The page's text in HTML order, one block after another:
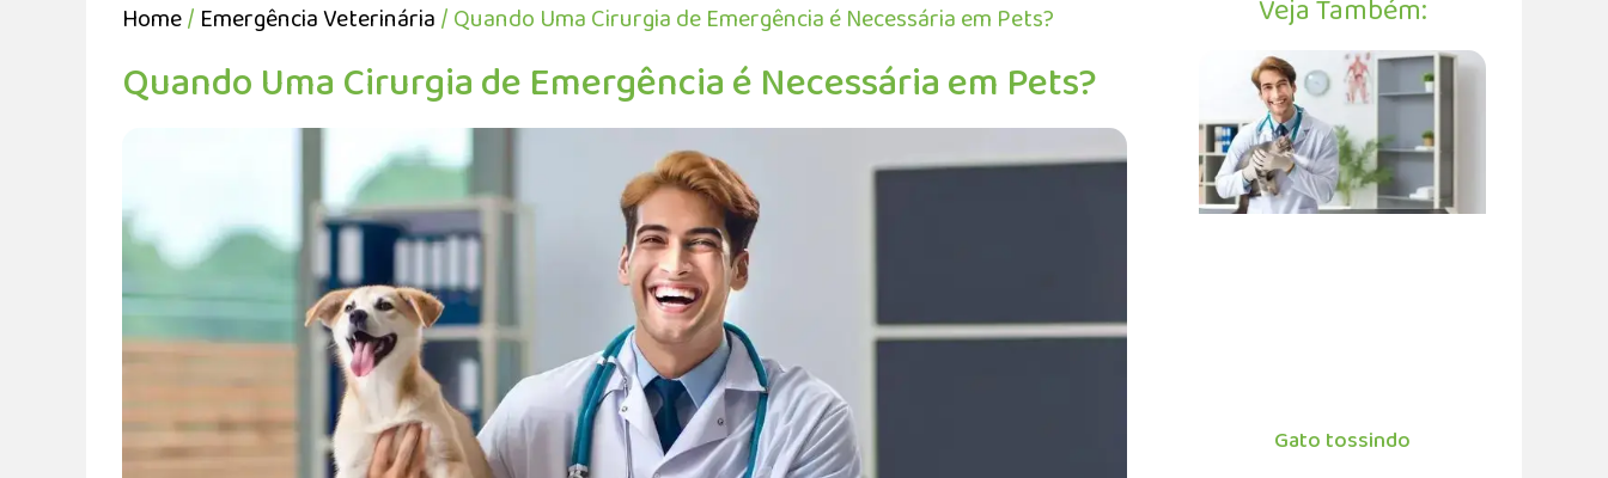
Home/ Emergência Veterinária/ Quando Uma Cirurgia de Emergência é Necessária em Pets?
Quando Uma Cirurgia de Emergência é Necessária em Pets?
Veja Também:
Gato tossindo